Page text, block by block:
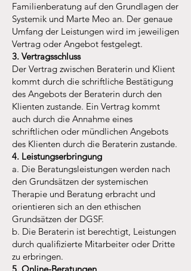
Familienberatung auf den Grundlagen der
Systemik und Marte Meo an. Der genaue
Umfang der Leistungen wird im jeweiligen
Vertrag oder Angebot festgelegt.
3. Vertragsschluss
Der Vertrag zwischen Beraterin und Klient
kommt durch die schriftliche Bestätigung
des Angebots der Beraterin durch den
Klienten zustande. Ein Vertrag kommt
auch durch die Annahme eines
schriftlichen oder mündlichen Angebots
des Klienten durch die Beraterin zustande.
4. Leistungserbringung
a. Die Beratungsleistungen werden nach
den Grundsätzen der systemischen
Therapie und Beratung erbracht und
orientieren sich an den ethischen
Grundsätzen der DGSF.
b. Die Beraterin ist berechtigt, Leistungen
durch qualifizierte Mitarbeiter oder Dritte
zu erbringen.